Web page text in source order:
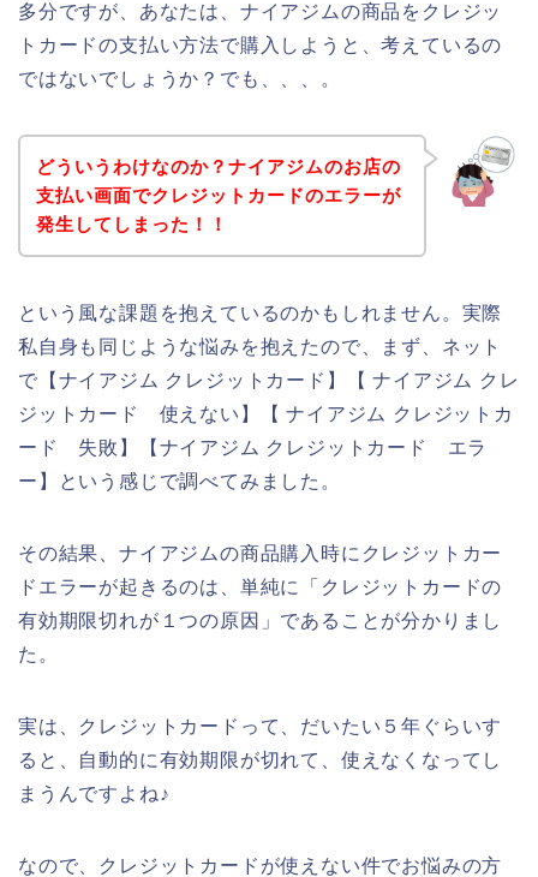
多分ですが、あなたは、ナイアジムの商品をクレジッ
トカードの支払い方法で購入しようと、考えているの
ではないでしょうか？でも、、、。
どういうわけなのか？ナイアジムのお店の
支払い画面でクレジットカードのエラーが
発生してしまった！！
という風な課題を抱えているのかもしれません。実際
私自身も同じような悩みを抱えたので、まず、ネット
で【ナイアジム クレジットカード】【 ナイアジム クレ
ジットカード 使えない】【 ナイアジム クレジットカ
ード 失敗】【ナイアジム クレジットカード エラ
ー】という感じで調べてみました。
その結果、ナイアジムの商品購入時にクレジットカー
ドエラーが起きるのは、単純に「クレジットカードの
有効期限切れが１つの原因」であることが分かりまし
た。
実は、クレジットカードって、だいたい５年ぐらいす
ると、自動的に有効期限が切れて、使えなくなってし
まうんですよね♪
なので、クレジットカードが使えない件でお悩みの方